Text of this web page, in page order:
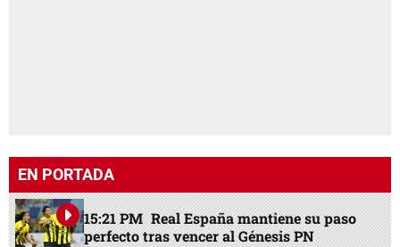
EN PORTADA
15:21 PM Real España mantiene su paso
perfecto tras vencer al Génesis PN